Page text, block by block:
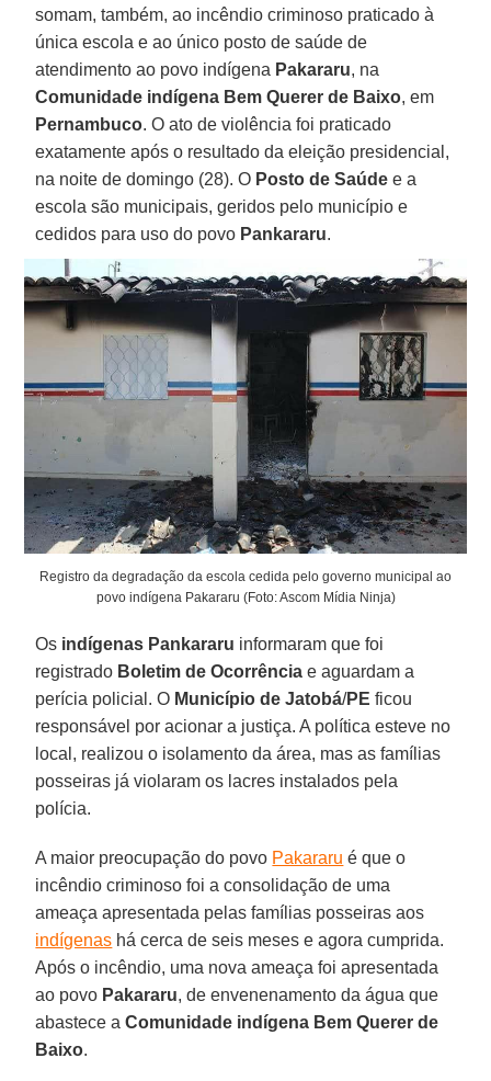
somam, também, ao incêndio criminoso praticado à
única escola e ao único posto de saúde de
atendimento ao povo indígena Pakararu, na
Comunidade indígena Bem Querer de Baixo, em
Pernambuco. O ato de violência foi praticado
exatamente após o resultado da eleição presidencial,
na noite de domingo (28). O Posto de Saúde e a
escola são municipais, geridos pelo município e
cedidos para uso do povo Pankararu.
Registro da degradação da escola cedida pelo governo municipal ao
povo indígena Pakararu (Foto: Ascom Mídia Ninja)
Os indígenas Pankararu informaram que foi
registrado Boletim de Ocorrência e aguardam a
perícia policial. O Município de Jatobá/PE ficou
responsável por acionar a justiça. A política esteve no
local, realizou o isolamento da área, mas as famílias
posseiras já violaram os lacres instalados pela
polícia.
A maior preocupação do povo Pakararu é que o
incêndio criminoso foi a consolidação de uma
ameaça apresentada pelas famílias posseiras aos
indígenas há cerca de seis meses e agora cumprida.
Após o incêndio, uma nova ameaça foi apresentada
ao povo Pakararu, de envenenamento da água que
abastece aComunidade indígena Bem Querer de
Baixo.